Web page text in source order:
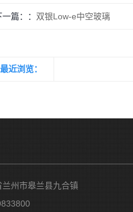
篇： 双银Low-e中空玻璃
最近浏览：
州市皋兰县九合镇